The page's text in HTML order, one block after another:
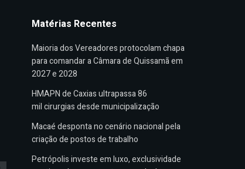
Matérias Recentes
Maioria dos Vereadores protocolam chapa
para comandar a Câmara de Quissamã em
2027 e 2028
HMAPN de Caxias ultrapassa 86
mil cirurgias desde municipalização
Macaé desponta no cenário nacional pela
criação de postos de trabalho
Petrópolis investe em luxo, exclusividade